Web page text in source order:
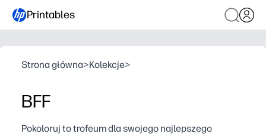
Printables
Strona główna>Kolekcje>
BFF
Pokoloruj to trofeum dla swojego najlepszego